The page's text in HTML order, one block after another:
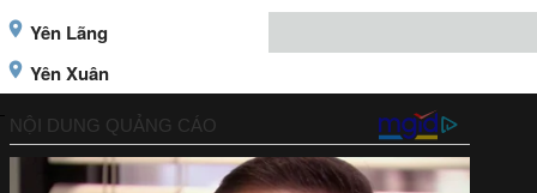
Yên Lãng
Yên Xuân